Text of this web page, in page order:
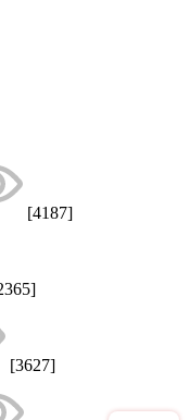
[4187]
[3627]